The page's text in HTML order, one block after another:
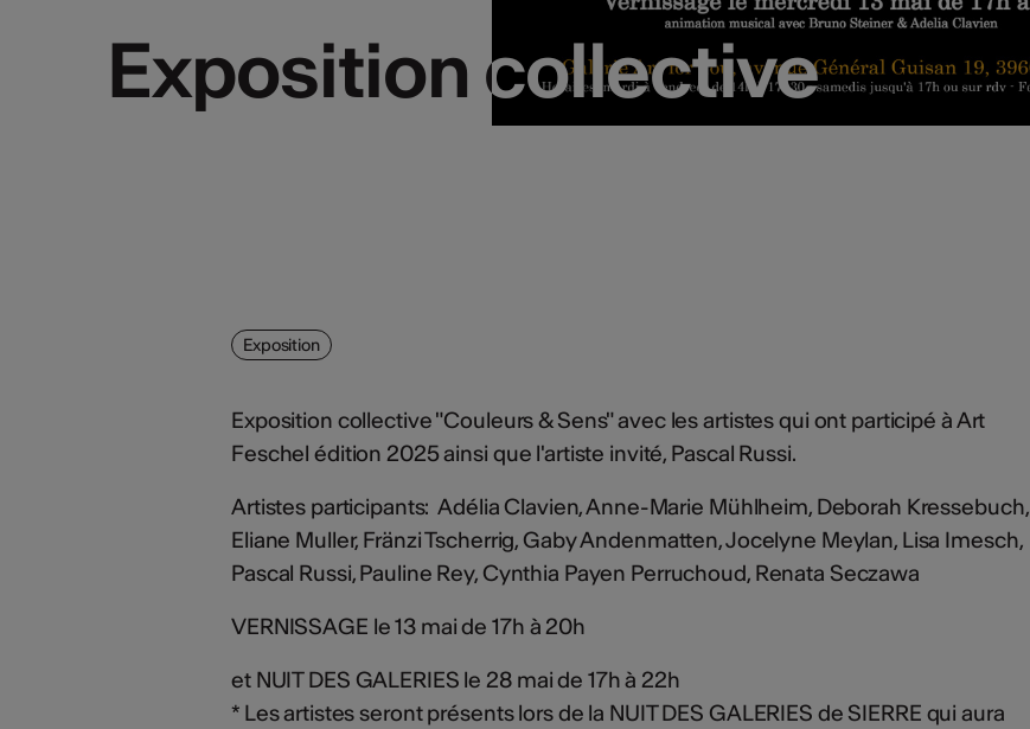
Exposition collective
Exposition collective
Exposition
Exposition collective "Couleurs & Sens" avec les artistes qui ont participé à Art
Feschel édition 2025 ainsi que l'artiste invité, Pascal Russi.
Artistes participants: Adélia Clavien, Anne-Marie Mühlheim, Deborah Kressebuch,
Eliane Muller, Fränzi Tscherrig, Gaby Andenmatten, Jocelyne Meylan, Lisa Imesch,
Pascal Russi, Pauline Rey, Cynthia Payen Perruchoud, Renata Seczawa
VERNISSAGE le 13 mai de 17h à 20h
et NUIT DES GALERIES le 28 mai de 17h à 22h
* Les artistes seront présents lors de la NUIT DES GALERIES de SIERRE qui aura